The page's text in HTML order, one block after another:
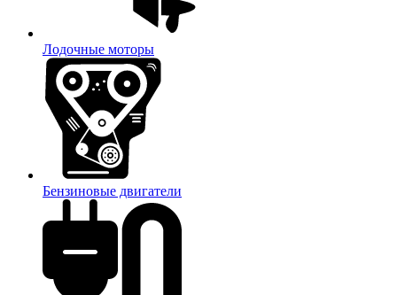
Лодочные моторы
Бензиновые двигатели